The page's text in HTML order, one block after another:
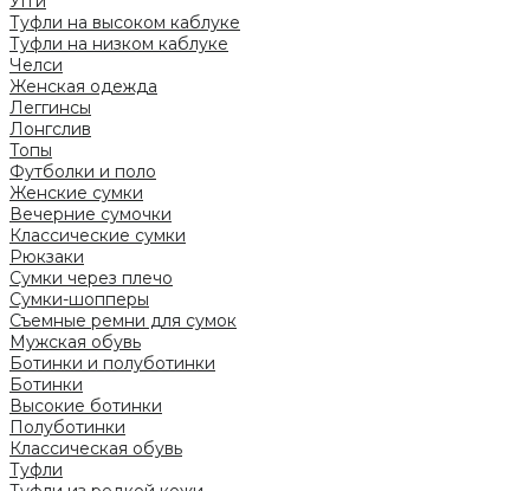
Туфли на высоком каблуке
Туфли на низком каблуке
Челси
Женская одежда
Леггинсы
Лонгслив
Топы
Футболки и поло
Женские сумки
Вечерние сумочки
Классические сумки
Рюкзаки
Сумки через плечо
Сумки-шопперы
Съемные ремни для сумок
Мужская обувь
Ботинки и полуботинки
Ботинки
Высокие ботинки
Полуботинки
Классическая обувь
Туфли